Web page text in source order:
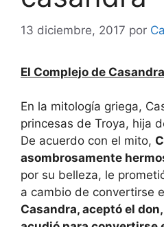
13 diciembre, 2017 por
El Complejo de Casandra
En la mitología griega,
princesas de Troya, hija
De acuerdo con el mito,
asombrosamente
por su belleza, le
a cambio de convertirse
Casandra, aceptó el